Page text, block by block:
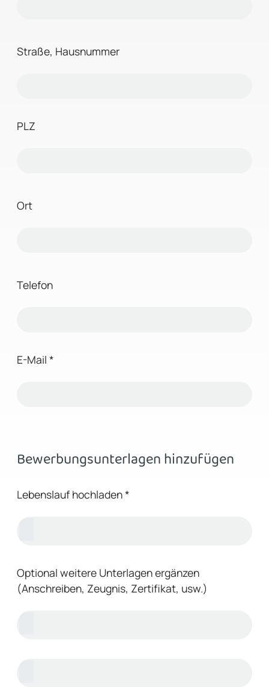
Straße, Hausnummer
PLZ
Ort
Telefon
E-Mail *
Bewerbungsunterlagen hinzufügen
Lebenslauf hochladen*
Optional weitere Unterlagen ergänzen
(Anschreiben, Zeugnis, Zertifikat, usw.)